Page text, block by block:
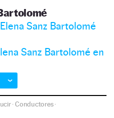
Sanz Bartolomé
Sanz Bartolomé en
·Conductores·